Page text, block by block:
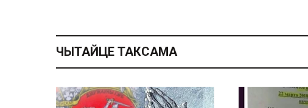
ЧЫТАЙЦЕ ТАКСАМА